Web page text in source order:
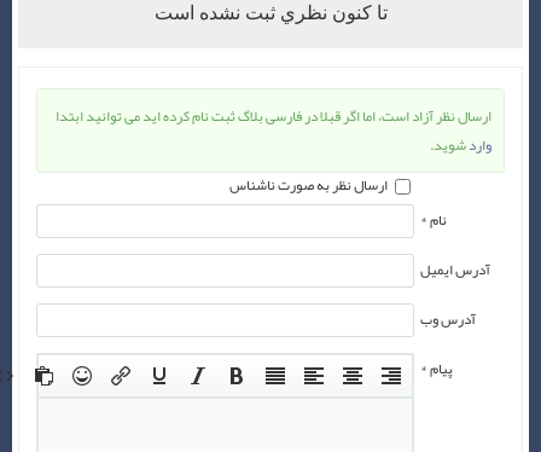
تا كنون نظري ثبت نشده است
ارسال نظر آزاد است، اما اگر قبلا در فارسی بلاگ ثبت نام کرده اید می توانید ابتدا
واردشوید.
ارسال نظر به صورت ناشناس
نام *
آدرس ایمیل
آدرس وب
پیام *